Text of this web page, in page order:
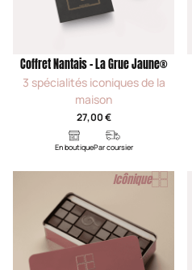
Coffret Nantais - La Grue Jaune®
3 spécialités iconiques de la
maison
27,00 €
En boutiquePar coursier
Icônique